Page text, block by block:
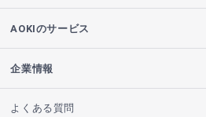
AOKIのサービス
企業情報
よくある質問